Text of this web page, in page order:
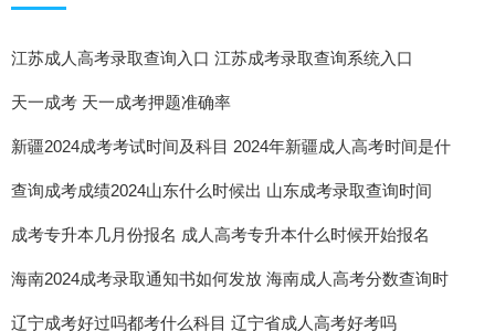
江苏成人高考录取查询入口 江苏成考录取查询系统入口
天一成考 天一成考押题准确率
新疆2024成考考试时间及科目 2024年新疆成人高考时间是什
么时候
查询成考成绩2024山东什么时候出 山东成考录取查询时间
成考专升本几月份报名 成人高考专升本什么时候开始报名
海南2024成考录取通知书如何发放 海南成人高考分数查询时
间
辽宁成考好过吗都考什么科目 辽宁省成人高考好考吗